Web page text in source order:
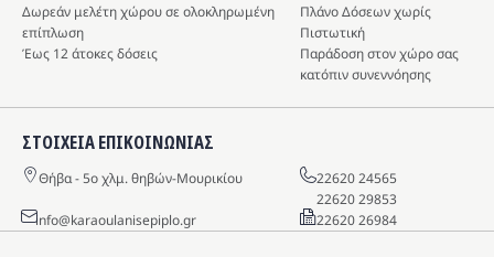
Δωρεάν μελέτη χώρου σε ολοκληρωμένη
επίπλωση
Πλάνο Δόσεων χωρίς
Πιστωτική
Έως 12 άτοκες δόσεις
Παράδοση στον χώρο σας
κατόπιν συνεννόησης
ΣΤΟΙΧΕΙΑ ΕΠΙΚΟΙΝΩΝΙΑΣ
Θήβα - 5o χλμ. θηβών-Μουρικίου
22620 24565
22620 29853
info@karaoulanisepiplo.gr
22620 26984